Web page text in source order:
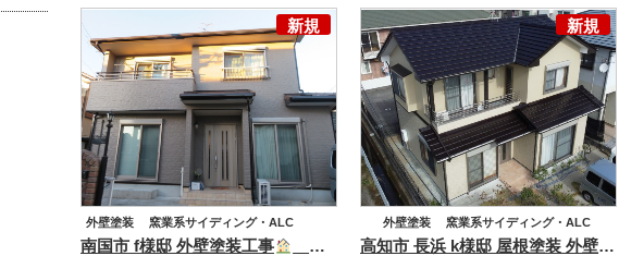
新規
南国市 f様邸 外壁塗装工事
外壁塗装 窯業系サイディング・ALC
新規
高知市 長浜 k様邸 屋根塗装 外壁塗装工事
外壁塗装
窯業系サイディング・ALC
高意匠サイディング
屋根塗装